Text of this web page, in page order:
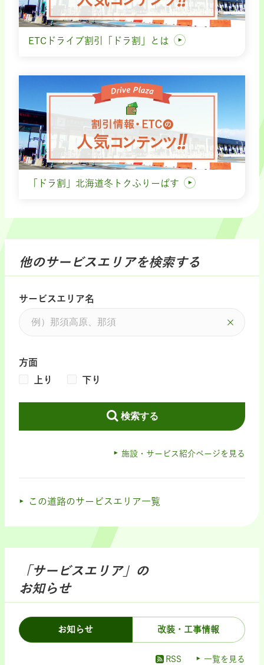
ETCドライブ割引「ドラ割」とは
「ドラ割」北海道冬トクふりーぱす
他のサービスエリアを検索する
サービスエリア名
方面
上り
下り
検索する
施設・サービス紹介ページを見る
この道路のサービスエリア一覧
「サービスエリア」の
お知らせ
お知らせ 改装・工事情報
RSS 一覧を見る